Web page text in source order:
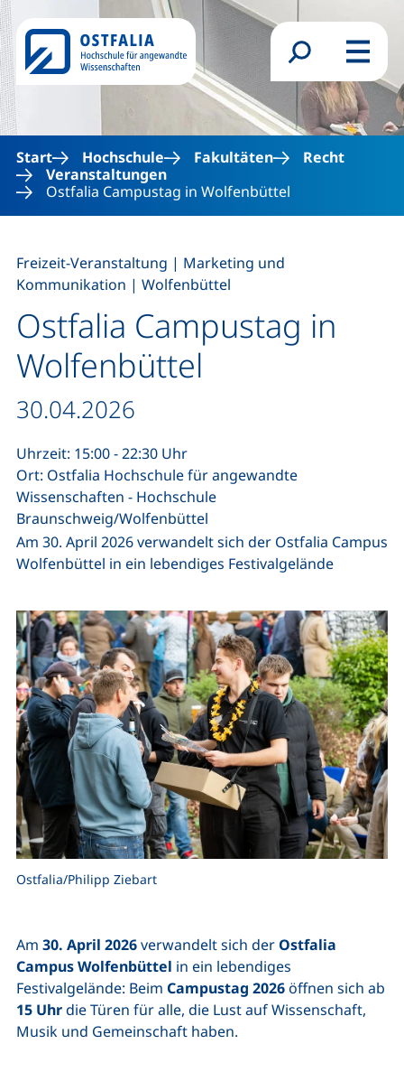
Direkt zum Inhalt
Suchformular
Menü
Start Hochschule Fakultäten
Recht
Veranstaltungen
Ostfalia Campustag in Wolfenbüttel
Ostfalia Campustag in
Wolfenbüttel
Freizeit-Veranstaltung | Marketing und
Kommunikation | Wolfenbüttel
Datum / Dauer:
30.04.2026
Uhrzeit: 15:00 - 22:30 Uhr
Ort: Ostfalia Hochschule für angewandte
Wissenschaften - Hochschule
Braunschweig/Wolfenbüttel
Am 30. April 2026 verwandelt sich der Ostfalia Campus
Wolfenbüttel in ein lebendiges Festivalgelände
Ostfalia/Philipp Ziebart
Am 30. April 2026verwandelt sich derOstfalia
Campus Wolfenbüttel in ein lebendiges
Festivalgelände: Beim Campustag 2026öffnen sich ab
15 Uhrdie Türen für alle, die Lust auf Wissenschaft,
Musik und Gemeinschaft haben.